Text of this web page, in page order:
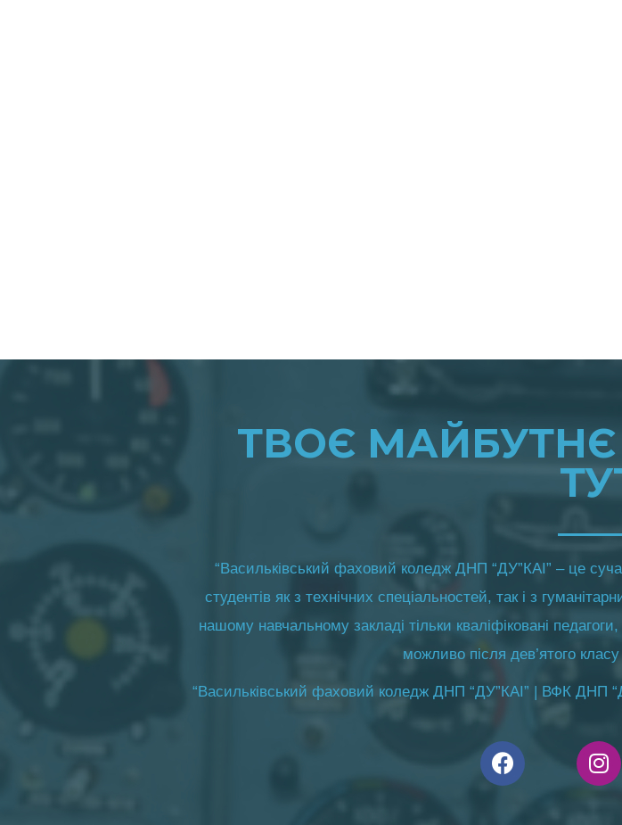
ТВОЄ
“Васильківський фаховий коледж ДНП “ДУ”КАІ” – це
студентів як з технічних спеціальностей, так і з
нашому навчальному закладі тільки кваліфіковані
можливо після дев’ятого
“Васильківський фаховий коледж ДНП “ДУ”КАІ” | ВФК ДНП